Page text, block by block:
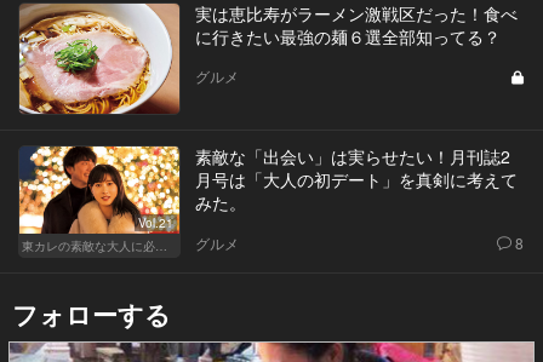
実は恵比寿がラーメン激戦区だった！食べ
に行きたい最強の麺６選全部知ってる？
グルメ
Vol.21
東カレの素敵な大人に必要なこと
素敵な「出会い」は実らせたい！月刊誌2
月号は「大人の初デート」を真剣に考えて
みた。
グルメ 8
フォローする